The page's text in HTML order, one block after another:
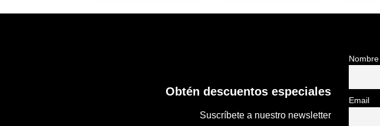
Obtén descuentos especiales
Suscríbete a nuestro newsletter
Nombre
Email